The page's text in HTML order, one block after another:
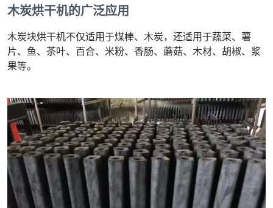
木炭烘干机的广泛应用
木炭块烘干机不仅适用于煤棒、木炭，还适用于蔬菜、薯
片、鱼、茶叶、百合、米粉、香肠、蘑菇、木材、胡椒、浆
果等。